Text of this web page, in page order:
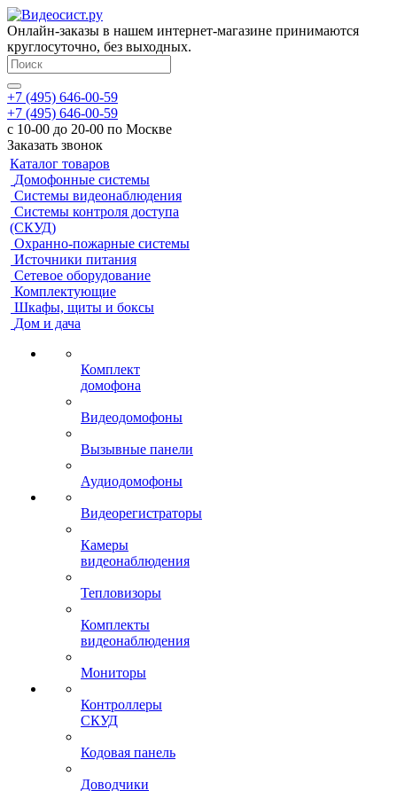
Онлайн-заказы в нашем интернет-магазине принимаются
круглосуточно, без выходных.
+7 (495) 646-00-59
+7 (495) 646-00-59
с 10-00 до 20-00 по Москве
Заказать звонок
Каталог товаров
Домофонные системы
Системы видеонаблюдения
Системы контроля доступа
(СКУД)
Охранно-пожарные системы
Источники питания
Сетевое оборудование
Комплектующие
Шкафы, щиты и боксы
Дом и дача
Комплект
домофона
Видеодомофоны
Вызывные панели
Аудиодомофоны
Видеорегистраторы
Камеры
видеонаблюдения
Тепловизоры
Комплекты
видеонаблюдения
Мониторы
Контроллеры
СКУД
Кодовая панель
Доводчики